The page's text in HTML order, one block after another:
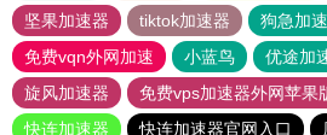
坚果加速器
tiktok加速器
狗急加
免费vqn外网加速
小蓝鸟 优途加
旋风加速器
免费vps加速器外网苹果
快连加速器
快连加速器官网入口